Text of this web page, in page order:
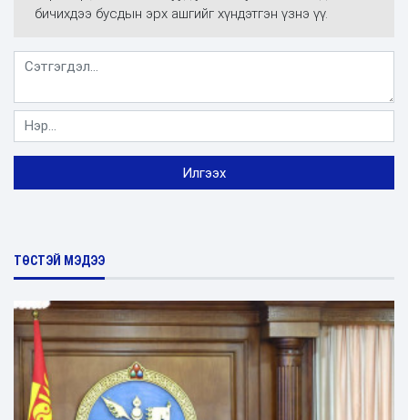
бичихдээ бусдын эрх ашгийг хүндэтгэн үзнэ үү.
ТӨСТЭЙ МЭДЭЭ